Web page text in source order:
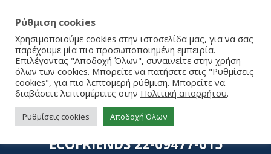
Mayoral Σετ 4 καλτσάκια
ECOFRIENDS 22-09477-015
Ρύθμιση cookies
Χρησιμοποιούμε cookies στην ιστοσελίδα μας, για να σας
παρέχουμε μία πιο προσωποποιημένη εμπειρία.
Επιλέγοντας "Αποδοχή Όλων", συναινείτε στην χρήση
όλων των cookies. Μπορείτε να πατήσετε στις "Ρυθμίσεις
cookies", για πιο λεπτομερή ρύθμιση. Μπορείτε να
διαβάσετε λεπτομέρειες στην Πολιτική απορρήτου.
Ρυθμίσεις cookies Αποδοχή Όλων